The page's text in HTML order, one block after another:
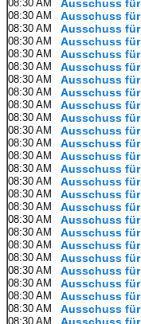
08:30 AM Ausschuss
08:30 AM Ausschuss
08:30 AM Ausschuss
08:30 AM Ausschuss
08:30 AM Ausschuss
08:30 AM Ausschuss
08:30 AM Ausschuss
08:30 AM Ausschuss
08:30 AM Ausschuss
08:30 AM Ausschuss
08:30 AM Ausschuss
08:30 AM Ausschuss
08:30 AM Ausschuss
08:30 AM Ausschuss
08:30 AM Ausschuss
08:30 AM Ausschuss
08:30 AM Ausschuss
08:30 AM Ausschuss
08:30 AM Ausschuss
08:30 AM Ausschuss
08:30 AM Ausschuss
08:30 AM Ausschuss
08:30 AM Ausschuss
08:30 AM Ausschuss
08:30 AM Ausschuss
08:30 AM